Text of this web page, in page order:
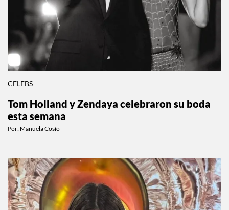
CELEBS
Tom Holland y Zendaya celebraron su boda
esta semana
Por: Manuela Cosío